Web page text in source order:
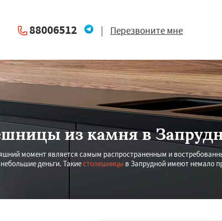
88006512 | Перезвоните мне
из камня в
момент является самым распространенным и
деньги. Такиестолешницы в Запрудной имеют немало